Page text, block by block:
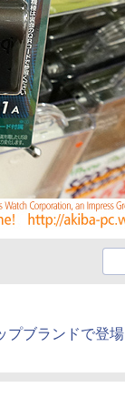
プブランドで登場